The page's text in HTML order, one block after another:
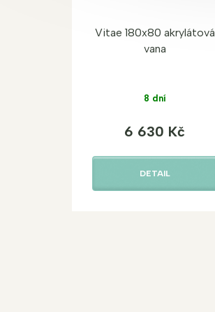
Vitae 180x80 akrylátová
vana
8 dní
6 630 Kč
DETAIL